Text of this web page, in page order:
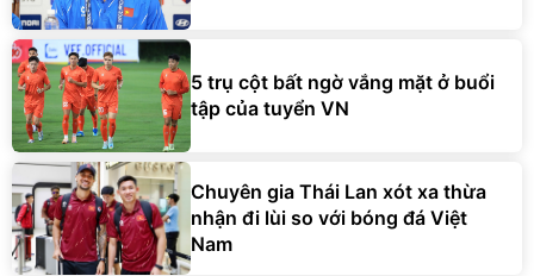
5 trụ cột bất ngờ vắng mặt ở buổi
tập của tuyển VN
Chuyên gia Thái Lan xót xa thừa
nhận đi lùi so với bóng đá Việt
Nam